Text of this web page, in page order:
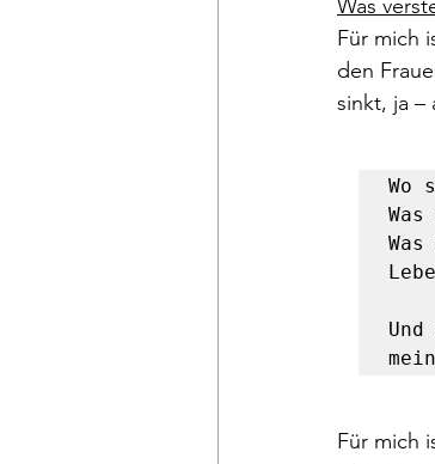
Was
Für mich
den
sinkt, ja –
Wo
Für mich